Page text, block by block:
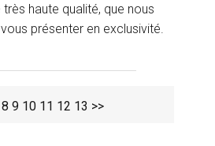
haute qualité, que nous
présenter en exclusivité.
8 9 10 11 12 13 >>